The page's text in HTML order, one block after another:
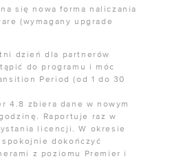
się nowa forma naliczania
(wymagany upgrade
dzień dla partnerów
do programu i móc
Period (od 1 do 30
4.8 zbiera dane w nowym
Raportuje raz w
licencji. W okresie
dokończyć
z poziomu Premier i